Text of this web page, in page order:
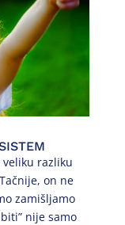
veliku razliku
on ne
zamišljamo
nije samo